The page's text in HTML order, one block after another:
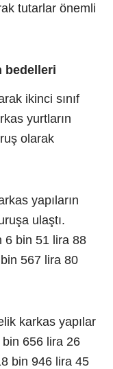
tutarlar önemli
bedelleri
ikinci sınıf
yurtların
olarak
yapıların
ulaştı.
6 bin 51 lira 88
567 lira 80
karkas yapılar
656 lira 26
bin 946 lira 45